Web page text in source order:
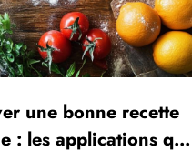
une bonne recette
: les applications qui